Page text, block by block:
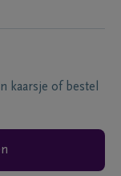
kaarsje of bestel